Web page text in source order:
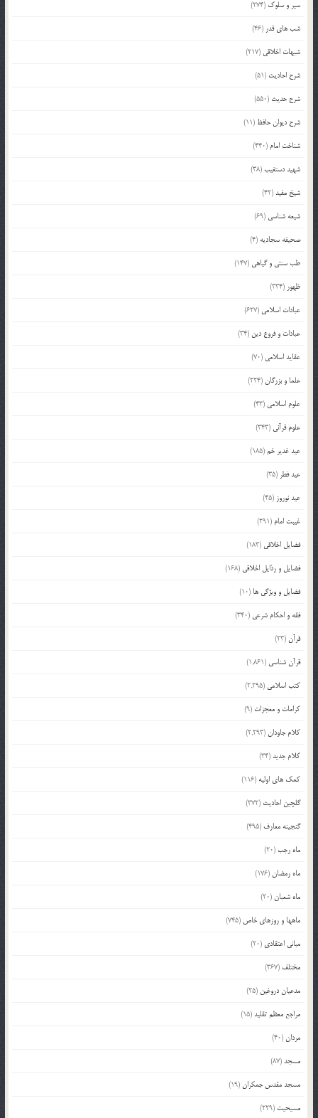
سیر و سلوک (274)
شب های قدر (46)
شبهات اخلاقی (217)
شرح احادیث (51)
شرح حدیث (550)
شرح دیوان حافظ (11)
شناخت امام (440)
شهید دستغیب(38)
شیخ مفید(42)
شیعه شناسی (69)
صحیفه سجادیه (4)
طب سنتی و گیاهی (147)
ظهور (334)
عبادات اسلامی (627)
عبادات و فروع دین (34)
عقاید اسلامی (70)
علما و بزرگان(224)
علوم اسلامی (43)
علوم قرآنی (343)
عید غدیر خم(185)
عید فطر (35)
عید نوروز (45)
غیبت امام (291)
فضایل اخلاقی (183)
فضایل و رذایل اخلاقی (168)
فضایل و ویژگی ها (10)
فقه و احکام شرعی (340)
قرآن(23)
قرآن شناسی (1,861)
کتب اسلامی (2,295)
کرامات و معجزات (9)
کلام جاودان(2,293)
کلام جدید(34)
کمک های اولیه (116)
گلچین احادیث (372)
گنجینه معارف (495)
ماه رجب(20)
ماه رمضان(176)
ماه شعبان(20)
ماهها و روزهای خاص (745)
مبانی اعتقادی (20)
مختلف (367)
مدعیان دروغین (25)
مراجع معظم تقلید(15)
مردان(40)
مسجد(87)
مسجد مقدس جمکران(19)
مسیحیت (229)